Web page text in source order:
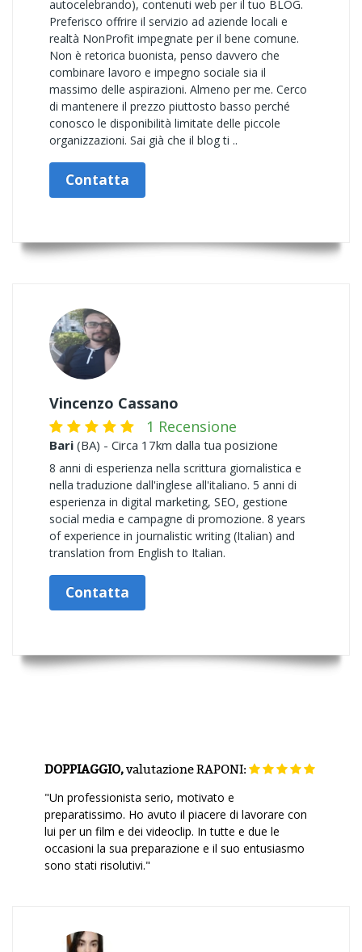
autocelebrando), contenuti web per il tuo BLOG.
Preferisco offrire il servizio ad aziende locali e
realtà NonProfit impegnate per il bene comune.
Non è retorica buonista, penso davvero che
combinare lavoro e impegno sociale sia il
massimo delle aspirazioni. Almeno per me. Cerco
di mantenere il prezzo piuttosto basso perché
conosco le disponibilità limitate delle piccole
organizzazioni. Sai già che il blog ti ..
Contatta
Vincenzo Cassano
1 Recensione
Bari (BA) - Circa 17km dalla tua posizione
8 anni di esperienza nella scrittura giornalistica e
nella traduzione dall'inglese all'italiano. 5 anni di
esperienza in digital marketing, SEO, gestione
social media e campagne di promozione. 8 years
of experience in journalistic writing (Italian) and
translation from English to Italian.
Contatta
DOPPIAGGIO,valutazioneRAPONI:
"Un professionista serio, motivato e
preparatissimo. Ho avuto il piacere di lavorare con
lui per un film e dei videoclip. In tutte e due le
occasioni la sua preparazione e il suo entusiasmo
sono stati risolutivi."